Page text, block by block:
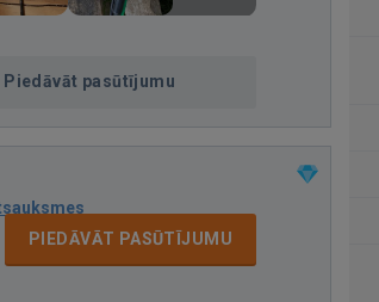
Piedāvāt pasūtījumu
PIEDĀVĀT PASŪTĪJUMU